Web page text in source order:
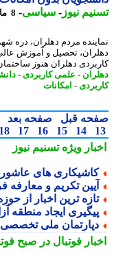
نیوز-سیاسی-8 ماه پیش - دوشنبه 10 آذر 1404، 12:45
مردم دهلران، دره
تحصیل و آموزش عالی
دهلران هنوز ساختمان
- علمی کاربردی-
-امکانات
قبل صفحه بعد 1
14
15
16
17
18
19
ویژهتسنیم نیوز
های عاشورایی
تکریم و معارفه
ترین اخبار از
ایجاد منطقه
ملی تخصصی
فوتبال در صبح